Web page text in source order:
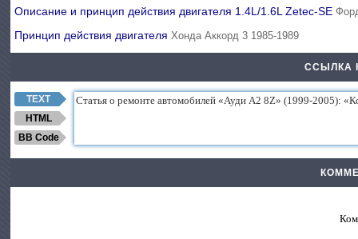
Описание и принцип действия двигателя 1.4L/1.6L Zetec-SE
Принцип действия двигателяХонда Аккорд 3 1985-1989
ССЫЛКА
TEXT
HTML
BB Code